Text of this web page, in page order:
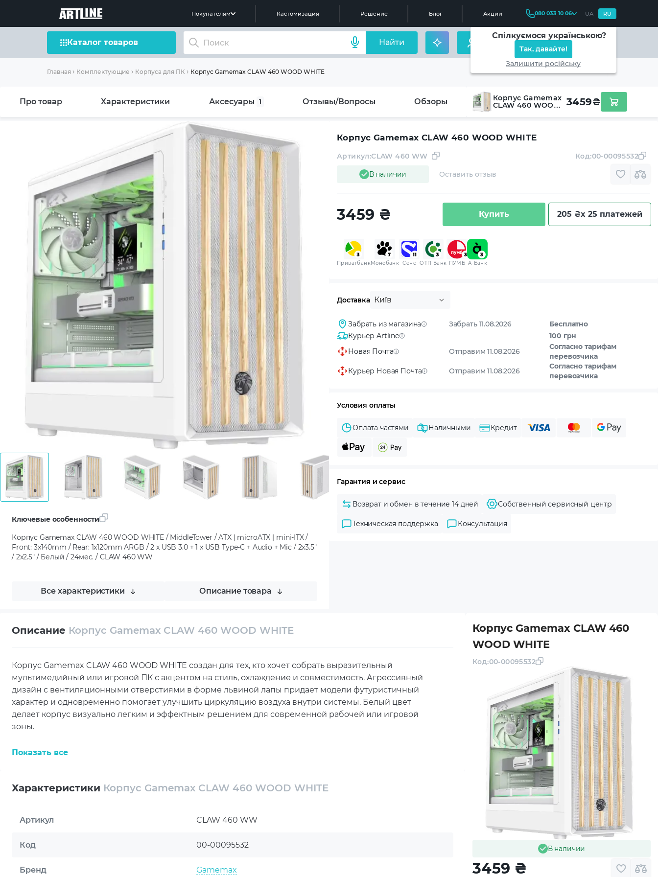
Покупателям Кастомизация Решение Блог Акции 080 033 10 06 UA RU
Спілкуємося українською?
Так, давайте!
Залишити російську
Каталог товаров Найти
Главная Комплектующие Корпуса для ПК Корпус Gamemax CLAW 460 WOOD WHITE
Про товар Характеристики Аксесуары 1 Отзывы/Вопросы Обзоры
Корпус Gamemax
CLAW 460 WOOD
3459₴
Ключевые особенности
Корпус Gamemax CLAW 460 WOOD WHITE / MiddleTower / ATX | microATX | mini-ITX /
Front: 3x140mm / Rear: 1x120mm ARGB / 2 x USB 3.0 + 1 x USB Type-C + Audio + Mic / 2x3.5"
/ 2x2.5" / Белый / 24мес. / CLAW 460 WW
Все характеристики Описание товара
Корпус Gamemax CLAW 460 WOOD WHITE
В наличии
Артикул:CLAW 460 WW
Оставить отзыв
Код:00-00095532
3459 ₴ Купить 205 ₴x 25 платежей
ПриватбанкМонобанк Сенс ОТП Банк ПУМБ A-Банк
Доставка Київ
Забрать из магазина Забрать 11.08.2026
Бесплатно
Курьер Artline
100 грн
Новая Почта
Отправим 11.08.2026
Согласно тарифам
перевозчика
Курьер Новая Почта
Отправим 11.08.2026
Согласно тарифам
перевозчика
Условия оплаты
Оплата частями Наличными Кредит
Гарантия и сервис
Возврат и обмен в течение 14 дней Собственный сервисный центр
Техническая поддержка Консультация
Описание Корпус Gamemax CLAW 460 WOOD WHITE
Корпус Gamemax CLAW 460 WOOD WHITE создан для тех, кто хочет собрать выразительный
мультимедийный или игровой ПК с акцентом на стиль, охлаждение и совместимость. Агрессивный
дизайн с вентиляционными отверстиями в форме львиной лапы придает модели футуристичный
характер и одновременно помогает улучшить циркуляцию воздуха внутри системы. Белый цвет
делает корпус визуально легким и эффектным решением для современной рабочей или игровой
зоны.
сборок нового поколения. Наличие 7 слотов расширения позволяет гибко адаптировать систему
под задачи гейминга, стриминга, работы с контентом и мультимедиа.
Система охлаждения Gamemax CLAW 460 WOOD WHITE ориентирована на стабильную работу
дополнительные посадочные места Bottom 3x120 мм и Top 3x120 или 2x140 мм расширяют
возможности воздушного охлаждения. Также предусмотрена поддержка жидкостного охлаждения,
вентиляционные решетки и пылевой фильтр, а максимальный уровень шума составляет 33 дБ.
Показать все
Характеристики Корпус Gamemax CLAW 460 WOOD WHITE
Артикул CLAW 460 WW
Код 00-00095532
Бренд Gamemax
Корпус Gamemax CLAW 460
WOOD WHITE
Код:00-00095532
В наличии
3459 ₴